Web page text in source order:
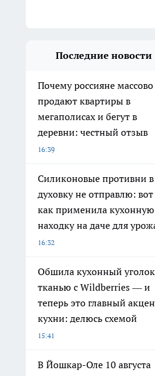
Последние новости
Почему россияне массово
продают квартиры в
мегаполисах и бегут в
деревни: честный отзыв
16:39
Силиконовые противни в
духовку не отправлю: вот
как применила кухонную
находку на даче для
16:32
Обшила кухонный уголок
тканью с Wildberries — и
теперь это главный
кухни: делюсь схемой
15:41
В Йошкар-Оле 10 августа